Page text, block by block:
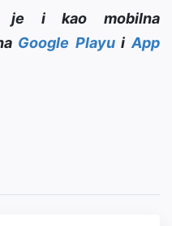
je i kao mobilna
Google PlayuiApp